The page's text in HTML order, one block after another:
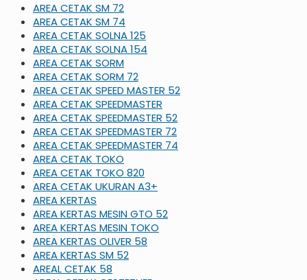
AREA CETAK SM 72
AREA CETAK SM 74
AREA CETAK SOLNA 125
AREA CETAK SOLNA 154
AREA CETAK SORM
AREA CETAK SORM 72
AREA CETAK SPEED MASTER 52
AREA CETAK SPEEDMASTER
AREA CETAK SPEEDMASTER 52
AREA CETAK SPEEDMASTER 72
AREA CETAK SPEEDMASTER 74
AREA CETAK TOKO
AREA CETAK TOKO 820
AREA CETAK UKURAN A3+
AREA KERTAS
AREA KERTAS MESIN GTO 52
AREA KERTAS MESIN TOKO
AREA KERTAS OLIVER 58
AREA KERTAS SM 52
AREAL CETAK 58